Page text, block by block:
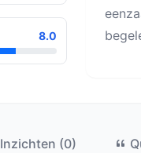
8.0
Inzichten (0)